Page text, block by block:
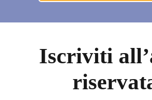
Iscriviti